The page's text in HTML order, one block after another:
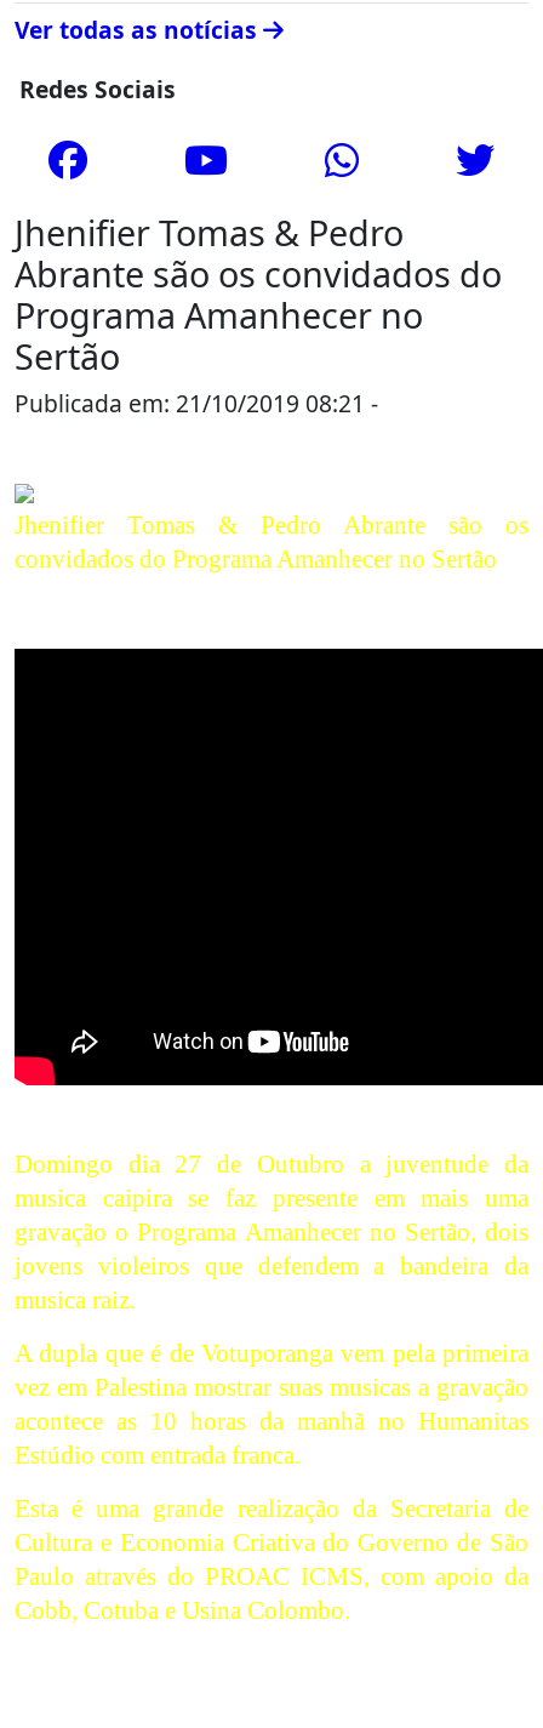
Ver todas as notícias
Redes Sociais
Jhenifier Tomas & Pedro
Abrante são os convidados do
Programa Amanhecer no
Sertão
Publicada em: 21/10/2019 08:21 -
Jhenifier Tomas & Pedro Abrante são os
convidados do Programa Amanhecer no Sertão
Domingo dia 27 de Outubro a juventude da
musica caipira se faz presente em mais uma
gravação o Programa Amanhecer no Sertão, dois
jovens violeiros que defendem a bandeira da
musica raiz.
A dupla que é de Votuporanga vem pela primeira
vez em Palestina mostrar suas musicas a gravação
acontece as 10 horas da manhã no Humanitas
Estúdio com entrada franca.
Esta é uma grande realização da Secretaria de
Cultura e Economia Criativa do Governo de São
Paulo através do PROAC ICMS, com apoio da
Cobb, Cotuba e Usina Colombo.